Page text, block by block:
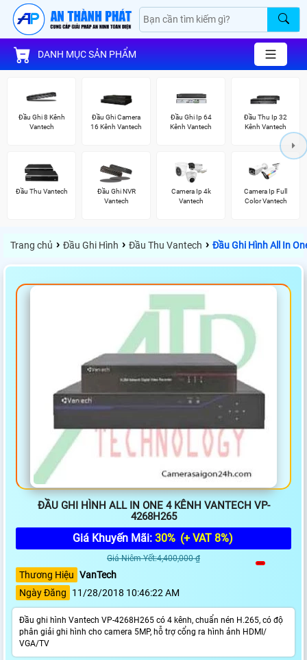
DANH MỤC SẢN PHẨM
Đầu Ghi 8 Kênh
Vantech
Đầu Ghi Camera
16 Kênh Vantech
Đầu Ghi Ip 64
Kênh Vantech
Đầu Thu Ip 32
Kênh Vantech
Đầu Thu Vantech
Đầu Ghi NVR
Vantech
Camera Ip 4k
Vantech
Camera Ip Full
Color Vantech
Trang chủ › Đầu Ghi Hình › Đầu Thu Vantech › Đầu Ghi Hình All In
ĐẦU GHI HÌNH ALL IN ONE 4 KÊNH VANTECH VP-
4268H265
Giá Khuyến Mãi: 30% (+ VAT 8%)
Giá Niêm Yết:4,400,000 ₫
Thương Hiệu VanTech
Ngày Đăng
11/28/2018 10:46:22 AM
Đầu ghi hình Vantech VP-4268H265 có 4 kênh, chuẩn nén H.265, có độ
phân giải ghi hình cho camera 5MP, hỗ trợ cổng ra hình ảnh HDMI/
VGA/TV